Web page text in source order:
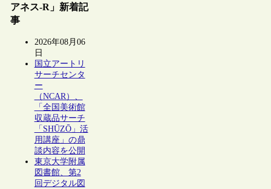
アネス-R」新着記
事
2026年08月06
日
国立アートリ
サーチセンタ
ー
（NCAR）、
「全国美術館
収蔵品サーチ
「SHŪZŌ」活
用講座」の鼎
談内容を公開
東京大学附属
図書館、第2
回デジタル図